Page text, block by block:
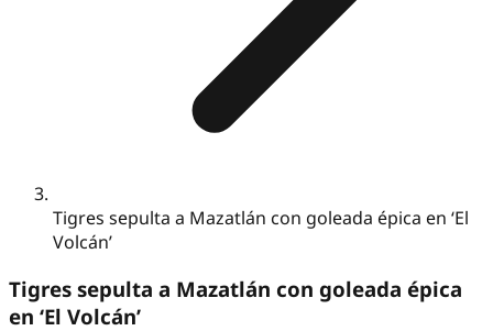
Tigres sepulta a Mazatlán con goleada épica en ‘El
Volcán’
Tigres sepulta a Mazatlán con goleada épica
en ‘El Volcán’